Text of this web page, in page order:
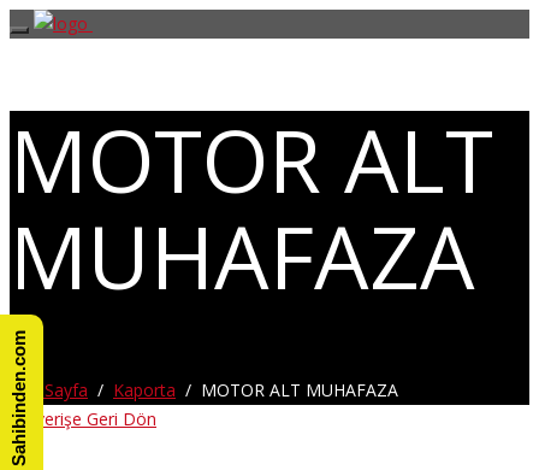
MOTOR ALT
MUHAFAZA
Ana Sayfa / Kaporta / MOTOR ALT MUHAFAZA
Alışverişe Geri Dön
Sahibinden.com